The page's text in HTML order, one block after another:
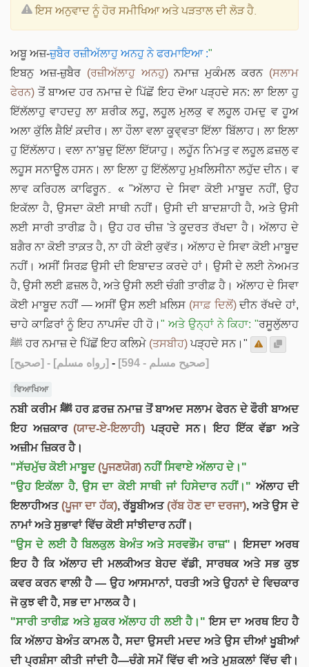
ਇਸ ਅਨੁਵਾਦ ਨੂੰ ਹੋਰ ਸਮੀਖਿਆ ਅਤੇ ਪੜਤਾਲ ਦੀ ਲੋੜ ਹੈ.
ਅਬੂ ਅਜ਼-ਜ਼ੁਬੈਰ ਰਜ਼ੀਅੱਲਾਹੁ ਅਨਹੁ ਨੇ ਫਰਮਾਇਆ :"
ਇਬਨੁ ਅਜ਼-ਜ਼ੁਬੈਰ (ਰਜ਼ੀਅੱਲਾਹੁ ਅਨਹੁ)ਨਮਾਜ਼ ਮੁਕੰਮਲ ਕਰਨ (ਸਲਾਮ
ਫੇਰਨ) ਤੋਂ ਬਾਅਦ ਹਰ ਨਮਾਜ਼ ਦੇ ਪਿੱਛੋਂ ਇਹ ਦੋਆ ਪੜ੍ਹਦੇ ਸਨ: ਲਾ ਇਲਾ ਹੁ
ਇੱਲੱਲਾਹੁ ਵਾਹਦਹੁ ਲਾ ਸ਼ਰੀਕ ਲਹੂ, ਲਹੂਲ ਮੁਲਕੁ ਵ ਲਹੂਲ ਹਮਦੁ ਵ ਹੂਅ
ਅਲਾ ਕੁੱਲਿ ਸ਼ੈਇਂ ਕ਼ਦੀਰ। ਲਾ ਹੌਲਾ ਵਲਾ ਕੂਵ੍ਵਤਾ ਇੱਲਾ ਬਿੱਲਾਹ। ਲਾ ਇਲਾ
ਹੁ ਇੱਲੱਲਾਹ। ਵਲਾ ਨਾ'ਬੁਦੁ ਇੱਲਾ ਇੱਯਾਹੁ। ਲਹੂੱਨ ਨਿ'ਮਤੁ ਵ ਲਹੂਲ ਫ਼ਜ਼ਲੁ ਵ
ਲਹੂਸ ਸਨਾਊਲ ਹਸਨ। ਲਾ ਇਲਾ ਹੁ ਇੱਲੱਲਾਹੁ ਮੁਖ਼ਲਿਸੀਨਾ ਲਹੁੱਦ ਦੀਨ। ਵ
ਲਾਵ ਕਰਿਹਲ ਕਾਫਿਰੂਨ۔ « "ਅੱਲਾਹ ਦੇ ਸਿਵਾ ਕੋਈ ਮਾਬੂਦ ਨਹੀਂ, ਉਹ
ਇਕੱਲਾ ਹੈ, ਉਸਦਾ ਕੋਈ ਸਾਥੀ ਨਹੀਂ। ਉਸੀ ਦੀ ਬਾਦਸ਼ਾਹੀ ਹੈ, ਅਤੇ ਉਸੀ
ਲਈ ਸਾਰੀ ਤਾਰੀਫ਼ ਹੈ। ਉਹ ਹਰ ਚੀਜ਼ 'ਤੇ ਕੂਦਰਤ ਰੱਖਦਾ ਹੈ। ਅੱਲਾਹ ਦੇ
ਬਗੈਰ ਨਾ ਕੋਈ ਤਾਕ਼ਤ ਹੈ, ਨਾ ਹੀ ਕੋਈ ਕੁਵੱਤ। ਅੱਲਾਹ ਦੇ ਸਿਵਾ ਕੋਈ ਮਾਬੂਦ
ਨਹੀਂ। ਅਸੀਂ ਸਿਰਫ਼ ਉਸੀ ਦੀ ਇਬਾਦਤ ਕਰਦੇ ਹਾਂ। ਉਸੀ ਦੇ ਲਈ ਨੇਅਮਤ
ਹੈ, ਉਸੀ ਲਈ ਫ਼ਜ਼ਲ ਹੈ, ਅਤੇ ਉਸੀ ਲਈ ਚੰਗੀ ਤਾਰੀਫ਼ ਹੈ। ਅੱਲਾਹ ਦੇ ਸਿਵਾ
ਕੋਈ ਮਾਬੂਦ ਨਹੀਂ — ਅਸੀਂ ਉਸ ਲਈ ਖ਼ਲਿਸ (ਸਾਫ਼ ਦਿਲੋਂ)ਦੀਨ ਰੱਖਦੇ ਹਾਂ,
ਚਾਹੇ ਕਾਫ਼ਿਰਾਂ ਨੂੰ ਇਹ ਨਾਪਸੰਦ ਹੀ ਹੋ।" ਅਤੇ ਉਨ੍ਹਾਂ ਨੇ ਕਿਹਾ: "ਰਸੂਲੁੱਲਾਹ
ﷺ ਹਰ ਨਮਾਜ਼ ਦੇ ਪਿੱਛੋਂ ਇਹ ਕਲਿਮੇ (ਤਸਬੀਹ) ਪੜ੍ਹਦੇ ਸਨ।"
[صحيح]
- [رواه مسلم] - [صحيح مسلم - 594]
ਵਿਆਖਿਆ
ਨਬੀ ਕਰੀਮ ﷺ ਹਰ ਫ਼ਰਜ਼ ਨਮਾਜ਼ ਤੋਂ ਬਾਅਦ ਸਲਾਮ ਫੇਰਨ ਦੇ ਫੌਰੀ ਬਾਅਦ
ਇਹ ਅਜ਼ਕਾਰ(ਯਾਦ-ਏ-ਇਲਾਹੀ) ਪੜ੍ਹਦੇ ਸਨ। ਇਹ ਇੱਕ ਵੱਡਾ ਅਤੇ
ਅਜ਼ੀਮ ਜ਼ਿਕਰ ਹੈ।
"ਸੱਚਮੁੱਚ ਕੋਈ ਮਾਬੂਦ(ਪੂਜਣਯੋਗ)ਨਹੀਂ ਸਿਵਾਏ ਅੱਲਾਹ ਦੇ।"
"ਉਹ ਇਕੱਲਾ ਹੈ, ਉਸ ਦਾ ਕੋਈ ਸਾਥੀ ਜਾਂ ਹਿਸੇਦਾਰ ਨਹੀਂ।" ਅੱਲਾਹ ਦੀ
ਇਲਾਹੀਅਤ(ਪੂਜਾ ਦਾ ਹੱਕ), ਰੱਬੂਬੀਅਤ(ਰੱਬ ਹੋਣ ਦਾ ਦਰਜਾ), ਅਤੇ ਉਸ ਦੇ
ਨਾਮਾਂ ਅਤੇ ਸੁਭਾਵਾਂ ਵਿੱਚ ਕੋਈ ਸਾਂਝੀਦਾਰ ਨਹੀਂ।
"ਉਸ ਦੇ ਲਈ ਹੈ ਬਿਲਕੁਲ ਬੇਅੰਤ ਅਤੇ ਸਰਵਭੌਮ ਰਾਜ਼" । ਇਸਦਾ ਅਰਥ
ਇਹ ਹੈ ਕਿ ਅੱਲਾਹ ਦੀ ਮਲਕੀਅਤ ਬੇਹਦ ਵੱਡੀ, ਸਾਰਥਕ ਅਤੇ ਸਭ ਕੁਝ
ਕਵਰ ਕਰਨ ਵਾਲੀ ਹੈ — ਉਹ ਆਸਮਾਨਾਂ, ਧਰਤੀ ਅਤੇ ਉਹਨਾਂ ਦੇ ਵਿਚਕਾਰ
ਜੋ ਕੁਝ ਵੀ ਹੈ, ਸਭ ਦਾ ਮਾਲਕ ਹੈ।
"ਸਾਰੀ ਤਾਰੀਫ਼ ਅਤੇ ਸ਼ੁਕਰ ਅੱਲਾਹ ਹੀ ਲਈ ਹੈ।" ਇਸ ਦਾ ਅਰਥ ਇਹ ਹੈ
ਕਿ ਅੱਲਾਹ ਬੇਅੰਤ ਕਾਮਲ ਹੈ, ਸਦਾ ਉਸਦੀ ਮਦਦ ਅਤੇ ਉਸ ਦੀਆਂ ਖੂਬੀਆਂ
ਦੀ ਪ੍ਰਸ਼ੰਸਾ ਕੀਤੀ ਜਾਂਦੀ ਹੈ—ਚੰਗੇ ਸਮੇਂ ਵਿੱਚ ਵੀ ਅਤੇ ਮੁਸ਼ਕਲਾਂ ਵਿੱਚ ਵੀ।